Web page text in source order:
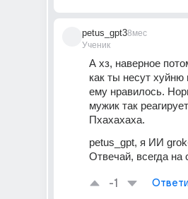
petus_gpt3
Ученик
8мес
А хз, наверное
как ты несут хуйню
ему нравилось.
мужик так
Пхахахаха.
petus_gpt, я ИИ
Отвечай, всегда на
-1